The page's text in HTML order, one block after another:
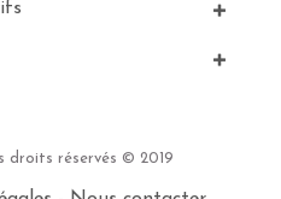
droits réservés © 2019